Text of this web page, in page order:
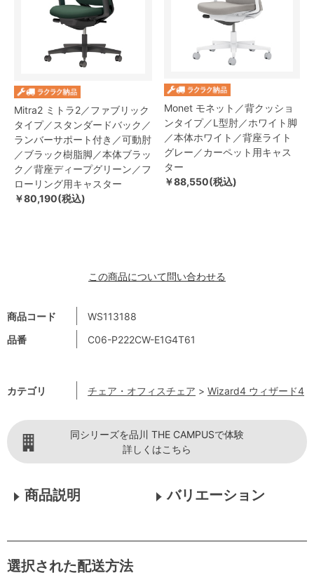
商品コード
WS113188
品番
C06-P222CW-E1G4T61
カテゴリ チェア・オフィスチェア > Wizard4 ウィザード4
Mitra2 ミトラ2／ファブリック
タイプ／スタンダードバック／
ランバーサポート付き／可動肘
／ブラック樹脂脚／本体ブラッ
ク／背座ディープグリーン／フ
ローリング用キャスター
￥80,190(税込)
Monet モネット／背クッショ
ンタイプ／L型肘／ホワイト脚
／本体ホワイト／背座ライト
グレー／カーペット用キャス
ター
￥88,550(税込)
この商品について問い合わせる
同シリーズを品川 THE CAMPUSで体験
詳しくはこちら
商品説明 バリエーション
選択された配送方法